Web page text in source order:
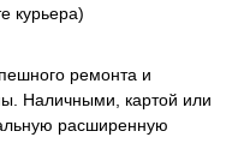
курьера)
ремонта и
Наличными, картой или
расширенную